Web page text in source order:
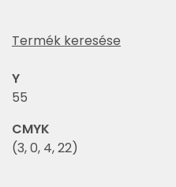
Termék keresése
Y
55
CMYK
(3, 0, 4, 22)